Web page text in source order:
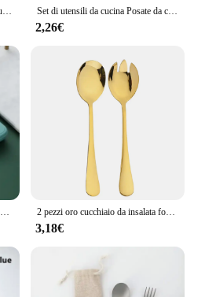
Set di posate coltello, forchetta e cucchiaio in plastica da 1 pezzo, posate riutilizzabili, portatili, adatte per la scuola, l'aperto, il campeggio, l'ufficio Set di utensili da cucina Posate da cucina Cucchiai Kit in silicone Spatola Stoviglie Posate da campeggio portatili con intaglio in plastica
2,26€
Stoviglie cucchiaio forchetta bacchette coltello posate con scatola per bambini viaggio adulto stoviglie portatili in paglia di grano 2 pezzi oro cucchiaio da insalata forchetta in acciaio inox insalata Server Set di posate per insalata in stile europeo accessori per utensili da cucina
3,18€